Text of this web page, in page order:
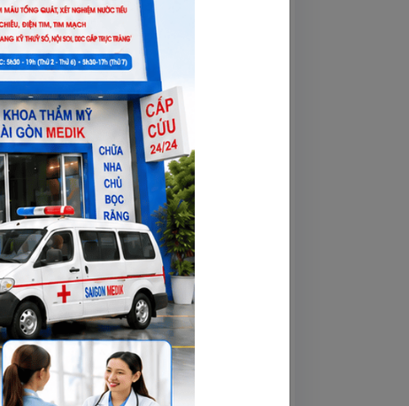
nguy hiểm
kịp thời điều chỉnh phương pháp điều
nghiệm máu, chụp X-quang, hoặc siêu
mống của các bệnh nghiêm trọng.
nhân, giảm nguy cơ gặp phải các tình